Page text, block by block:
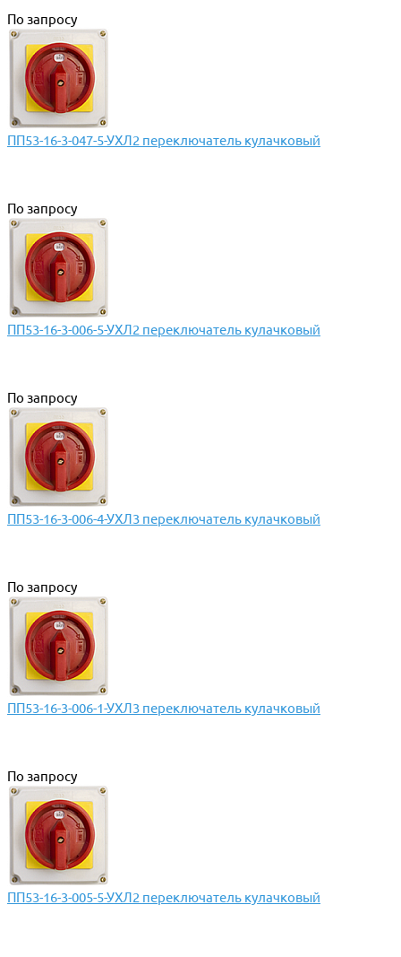
По запросу
ПП53-16-3-047-5-УХЛ2 переключатель кулачковый
По запросу
ПП53-16-3-006-5-УХЛ2 переключатель кулачковый
По запросу
ПП53-16-3-006-4-УХЛ3 переключатель кулачковый
По запросу
ПП53-16-3-006-1-УХЛ3 переключатель кулачковый
По запросу
ПП53-16-3-005-5-УХЛ2 переключатель кулачковый